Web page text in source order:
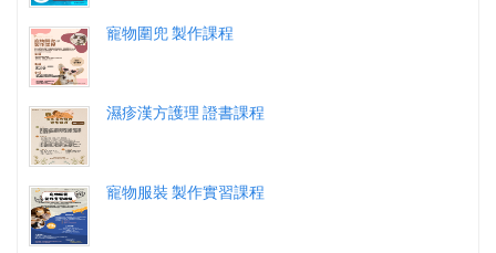
寵物圍兜 製作課程
濕疹漢方護理 證書課程
寵物服裝 製作實習課程